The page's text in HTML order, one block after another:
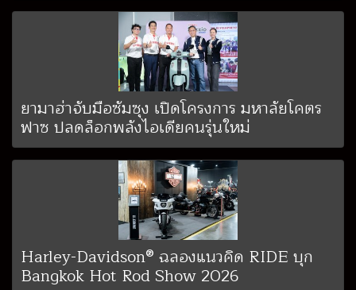
ยามาฮ่าจับมือซัมซุง เปิดโครงการ มหาลัยโคตร
ฟาซ ปลดล็อกพลังไอเดียคนรุ่นใหม่
Harley-Davidson® ฉลองแนวคิด RIDE บุก
Bangkok Hot Rod Show 2026